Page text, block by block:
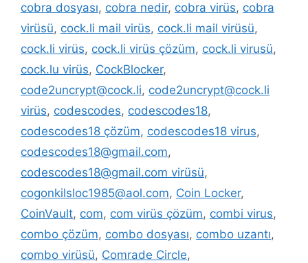
cobra dosyası, cobra nedir, cobra virüs, cobra
virüsü, cock.li mail virüs, cock.li mail virüsü,
cock.li virüs, cock.li virüs çözüm, cock.li virusü,
cock.lu virüs, CockBlocker,
code2uncrypt@cock.li, code2uncrypt@cock.li
virüs, codescodes, codescodes18,
codescodes18 çözüm, codescodes18 virus,
codescodes18@gmail.com,
codescodes18@gmail.com virüsü,
cogonkilsloc1985@aol.com, Coin Locker,
CoinVault, com, com virüs çözüm, combi virus,
combo çözüm, combo dosyası, combo uzantı,
combo virüsü, Comrade Circle,